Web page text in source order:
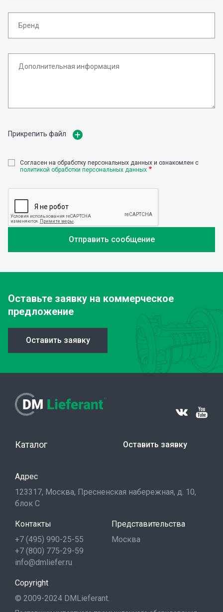
Прикрепить файл
Cогласен на обработку персональных данных и ознакомлен с
политикой обработки персональных данных
Оставьте заявку на коммерческое
предложение
Оставить заявку
Каталог Оставить заявку
Адрес
123317, Москва, Пресненская набережная, д. 10,
блок С
Контакты
+7 (495) 990-25-55
+7 (800) 775-29-59
info@dmliefer.ru
Представительства
Москва
Copyright
© 2009-2024 DMLieferant.